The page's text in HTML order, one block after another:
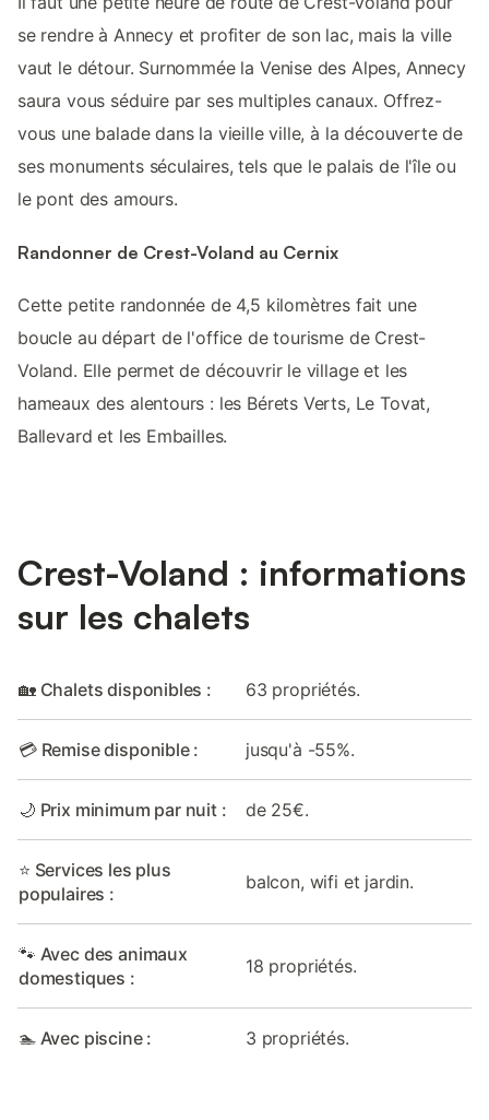
se rendre à Annecy et profiter de son lac, mais la ville
vaut le détour. Surnommée la Venise des Alpes, Annecy
saura vous séduire par ses multiples canaux. Offrez-
vous une balade dans la vieille ville, à la découverte de
ses monuments séculaires, tels que le palais de l'île ou
le pont des amours.
Randonner de Crest-Voland au Cernix
Cette petite randonnée de 4,5 kilomètres fait une
boucle au départ de l'office de tourisme de Crest-
Voland. Elle permet de découvrir le village et les
hameaux des alentours : les Bérets Verts, Le Tovat,
Ballevard et les Embailles.
Crest-Voland : informations
sur les chalets
🏡 Chalets disponibles : 63 propriétés.
💳 Remise disponible : jusqu'à -55%.
🌙 Prix minimum par nuit : de 25€.
⭐ Services les plus
populaires :
balcon, wifi et jardin.
🐾 Avec des animaux
domestiques :
18 propriétés.
🏊 Avec piscine : 3 propriétés.